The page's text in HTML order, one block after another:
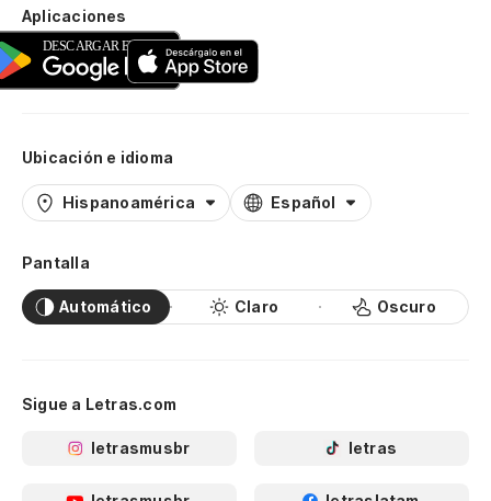
Aplicaciones
Ubicación e idioma
Hispanoamérica Español
Pantalla
Automático Claro Oscuro
Sigue a Letras.com
letrasmusbr letras